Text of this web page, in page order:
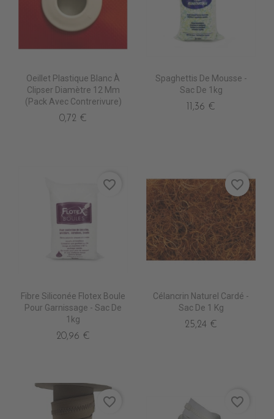
Oeillet Plastique Blanc À
Clipser Diamètre 12 Mm
(pack Avec Contrerivure)
0,72 €
Spaghettis De Mousse -
Sac De 1kg
11,36 €
Fibre Siliconée Flotex Boule
Pour Garnissage - Sac De
1kg
20,96 €
favorite_border
Célancrin Naturel Cardé -
Sac De 1 Kg
25,24 €
favorite_border
favorite_border favorite_border